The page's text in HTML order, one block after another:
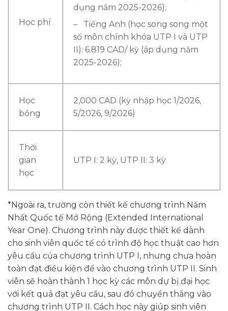
Học phí
dụng năm 2025-2026);
– Tiếng Anh (học song song một
số môn chính khóa UTP I và UTP
II): 6.819 CAD/ kỳ (áp dụng năm
2025-2026);
Học
bổng
2,000 CAD (kỳ nhập học 1/2026,
5/2026, 9/2026)
Thời
gian
học
UTP I: 2 kỳ, UTP II: 3 kỳ
*Ngoài ra, trường còn thiết kế chương trình Năm
Nhất Quốc tế Mở Rộng (Extended International
Year One). Chương trình này được thiết kế dành
cho sinh viên quốc tế có trình độ học thuật cao hơn
yêu cầu của chương trình UTP I, nhưng chưa hoàn
toàn đạt điều kiện để vào chương trình UTP II. Sinh
viên sẽ hoàn thành 1 học kỳ các môn dự bị đại học
với kết quả đạt yêu cầu, sau đó chuyển thẳng vào
chương trình UTP II. Cách học này giúp sinh viên